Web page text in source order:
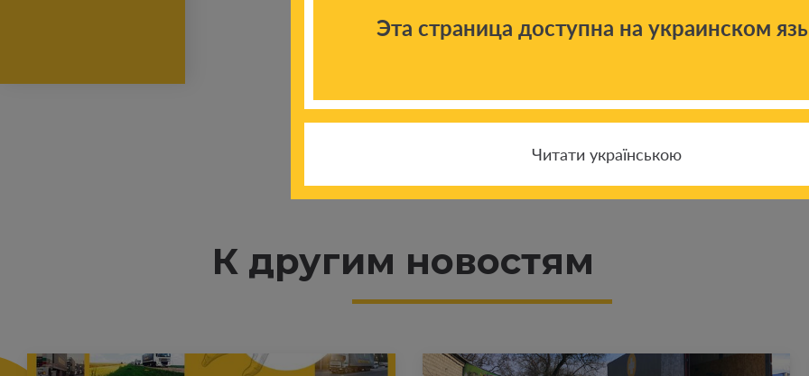
К другим новостям
Эта страница доступна на украинском
Читати українською